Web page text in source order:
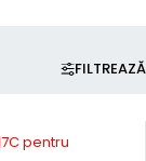
FILTREAZĂ